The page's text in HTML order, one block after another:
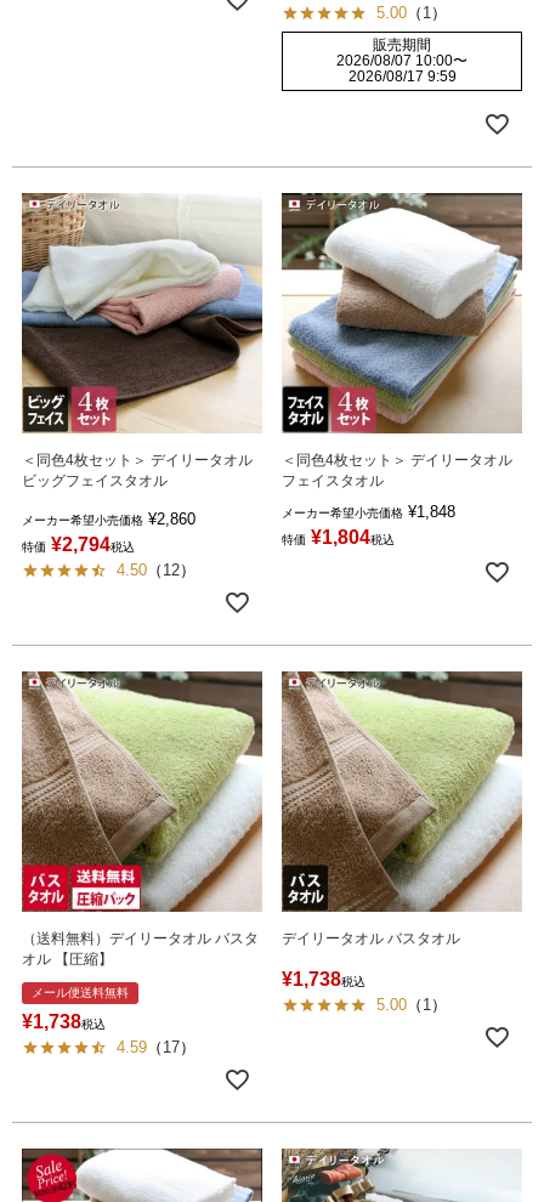
5.00 （ 1）
販売期間
2026/08/07 10:00〜
2026/08/17 9:59
＜同色4枚セット＞ デイリータオル
ビッグフェイスタオル
メーカー希望小売価格 ¥2,860
特価 ¥2,794税込
4.50 （ 12）
＜同色4枚セット＞ デイリータオル
フェイスタオル
メーカー希望小売価格 ¥1,848
特価 ¥1,804税込
（送料無料）デイリータオル バスタ
オル 【圧縮】
メール便送料無料
¥1,738税込
4.59 （ 17）
デイリータオル バスタオル
¥1,738税込
5.00 （ 1）